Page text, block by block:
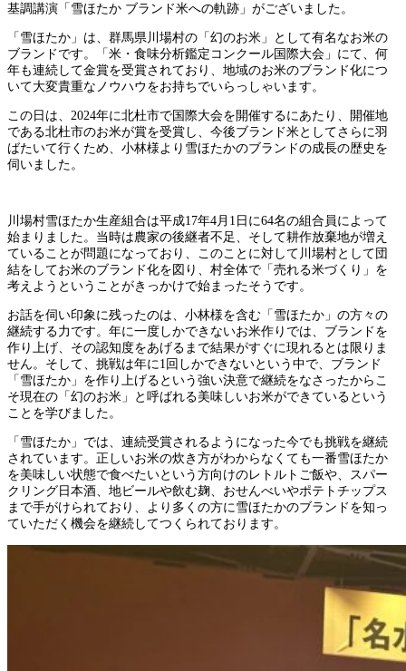
基調講演「雪ほたか ブランド米への軌跡」がございました。
「雪ほたか」は、群馬県川場村の「幻のお米」として有名なお米の
ブランドです。「米・食味分析鑑定コンクール国際大会」にて、何
年も連続して金賞を受賞されており、地域のお米のブランド化につ
いて大変貴重なノウハウをお持ちでいらっしゃいます。
この日は、2024年に北杜市で国際大会を開催するにあたり、開催地
である北杜市のお米が賞を受賞し、今後ブランド米としてさらに羽
ばたいて行くため、小林様より雪ほたかのブランドの成長の歴史を
伺いました。
川場村雪ほたか生産組合は平成17年4月1日に64名の組合員によって
始まりました。当時は農家の後継者不足、そして耕作放棄地が増え
ていることが問題になっており、このことに対して川場村として団
結をしてお米のブランド化を図り、村全体で「売れる米づくり」を
考えようということがきっかけで始まったそうです。
お話を伺い印象に残ったのは、小林様を含む「雪ほたか」の方々の
継続する力です。年に一度しかできないお米作りでは、ブランドを
作り上げ、その認知度をあげるまで結果がすぐに現れるとは限りま
せん。そして、挑戦は年に1回しかできないという中で、ブランド
「雪ほたか」を作り上げるという強い決意で継続をなさったからこ
そ現在の「幻のお米」と呼ばれる美味しいお米ができているという
ことを学びました。
「雪ほたか」では、連続受賞されるようになった今でも挑戦を継続
されています。正しいお米の炊き方がわからなくても一番雪ほたか
を美味しい状態で食べたいという方向けのレトルトご飯や、スパー
クリング日本酒、地ビールや飲む麹、おせんべいやポテトチップス
まで手がけられており、より多くの方に雪ほたかのブランドを知っ
ていただく機会を継続してつくられております。